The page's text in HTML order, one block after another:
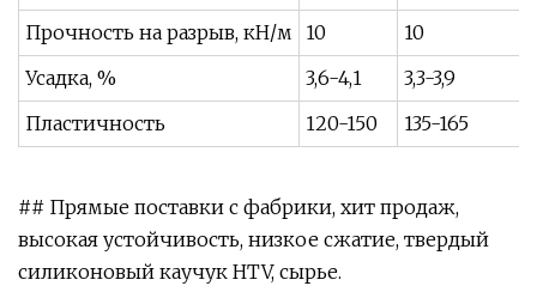
Прочность на разрыв, кН/м
10
10
Усадка, %
3,6-4,1
3,3-3,9
Пластичность
120-150 135-165
## Прямые поставки с фабрики, хит продаж,
высокая устойчивость, низкое сжатие, твердый
силиконовый каучук HTV, сырье.